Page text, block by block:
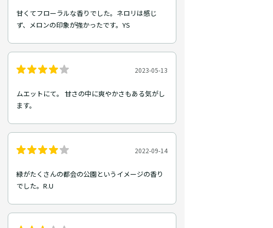
甘くてフローラルな香りでした。ネロリは感じ
ず、メロンの印象が強かったです。YS
2023-05-13
ムエットにて。 甘さの中に爽やかさもある気がし
ます。
2022-09-14
緑がたくさんの都会の公園というイメージの香り
でした。R.U